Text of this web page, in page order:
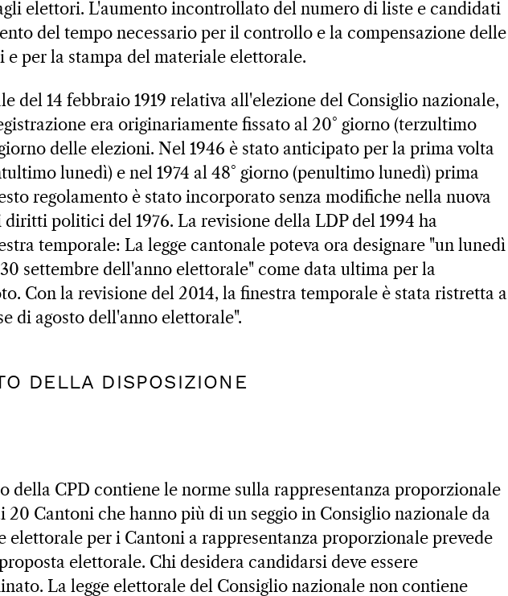
elettori. L'aumento incontrollato del numero di liste e candidati
del tempo necessario per il controllo e la compensazione delle
e per la stampa del materiale elettorale.
del 14 febbraio 1919 relativa all'elezione del Consiglio nazionale,
era originariamente fissato al 20° giorno (terzultimo
delle elezioni. Nel 1946 è stato anticipato per la prima volta
lunedì) e nel 1974 al 48° giorno (penultimo lunedì) prima
regolamento è stato incorporato senza modifiche nella nuova
diritti politici del 1976. La revisione della LDP del 1994 ha
temporale: La legge cantonale poteva ora designare "un lunedì
30 settembre dell'anno elettorale" come data ultima per la
Con la revisione del 2014, la finestra temporale è stata ristretta a
di agosto dell'anno elettorale".
DELLA DISPOSIZIONE
della CPD contiene le norme sulla rappresentanza proporzionale
20 Cantoni che hanno più di un seggio in Consiglio nazionale da
elettorale per i Cantoni a rappresentanza proporzionale prevede
elettorale. Chi desidera candidarsi deve essere
La legge elettorale del Consiglio nazionale non contiene